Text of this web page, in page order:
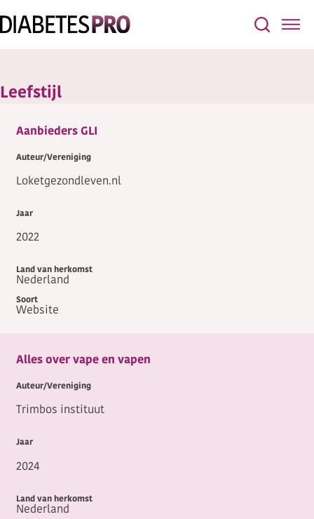
Leefstijl
Aanbieders GLI
Loketgezondleven.nl
2022
Nederland
Website
Alles over vape en vapen
Trimbos instituut
2024
Nederland